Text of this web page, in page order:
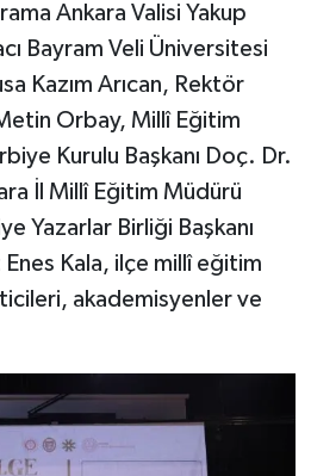
Ankara Valisi Yakup
Bayram Veli Üniversitesi
Kazım Arıcan, Rektör
Orbay, Millî Eğitim
Kurulu Başkanı Doç. Dr.
İl Millî Eğitim Müdürü
Yazarlar Birliği Başkanı
Kala, ilçe millî eğitim
akademisyenler ve